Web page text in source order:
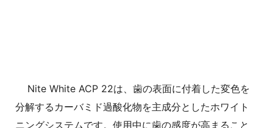
Nite White ACP 22は、歯の表面に付着した変色を
分解するカーバミド過酸化物を主成分としたホワイト
ニングシステムです。使用中に歯の感度が高まること